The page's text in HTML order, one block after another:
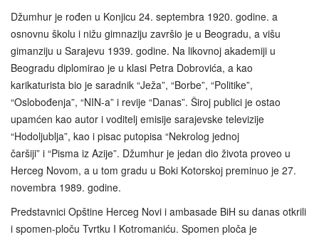
Džumhur je rođen u Konjicu 24. septembra 1920. godine. a
osnovnu školu i nižu gimnaziju završio je u Beogradu, a višu
gimanziju u Sarajevu 1939. godine. Na likovnoj akademiji u
Beogradu diplomirao je u klasi Petra Dobrovića, a kao
karikaturista bio je saradnik “Ježa”, “Borbe”, “Politike”,
“Oslobođenja”, “NIN-a” i revije “Danas”. Široj publici je ostao
upamćen kao autor i voditelj emisije sarajevske televizije
“Hodoljublja”, kao i pisac putopisa “Nekrolog jednoj
čaršiji” i “Pisma iz Azije”. Džumhur je jedan dio života proveo u
Herceg Novom, a u tom gradu u Boki Kotorskoj preminuo je 27.
novembra 1989. godine.
Predstavnici Opštine Herceg Novi i ambasade BiH su danas otkrili
i spomen-ploču Tvrtku I Kotromaniću. Spomen ploča je